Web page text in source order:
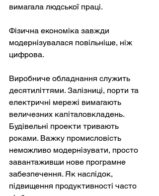
вимагала людської праці.
Фізична економіка завжди
модернізувалася повільніше, ніж
цифрова.
Виробниче обладнання служить
десятиліттями. Залізниці, порти та
електричні мережі вимагають
величезних капіталовкладень.
Будівельні проекти тривають
роками. Важку промисловість
неможливо модернізувати, просто
завантаживши нове програмне
забезпечення. Як наслідок,
підвищення продуктивності часто